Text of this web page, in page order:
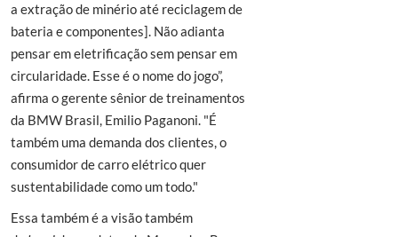
a extração de minério até reciclagem de
bateria e componentes]. Não adianta
pensar em eletrificação sem pensar em
circularidade. Esse é o nome do jogo”,
afirma o gerente sênior de treinamentos
da BMW Brasil, Emilio Paganoni. "É
também uma demanda dos clientes, o
consumidor de carro elétrico quer
sustentabilidade como um todo."
Essa também é a visão também